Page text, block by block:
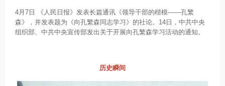
4月7日 《人民日报》发表长篇通讯《领导干部的楷模——孔繁
森》，并发表题为《向孔繁森同志学习》的社论。14日，中共中央
组织部、中共中央宣传部发出关于开展向孔繁森学习活动的通知。
历史瞬间